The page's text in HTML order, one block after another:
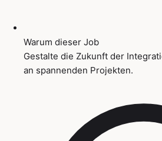
Warum dieser Job
Gestalte die Zukunft der
an spannenden Projekten.